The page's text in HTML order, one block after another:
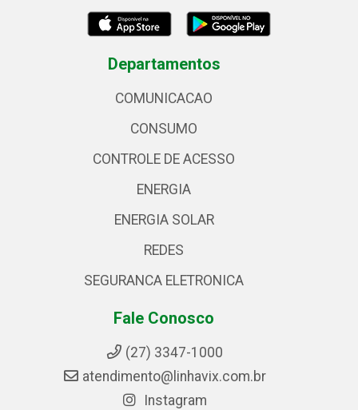
Departamentos
COMUNICACAO
CONSUMO
CONTROLE DE ACESSO
ENERGIA
ENERGIA SOLAR
REDES
SEGURANCA ELETRONICA
Fale Conosco
(27) 3347-1000
atendimento@linhavix.com.br
Instagram